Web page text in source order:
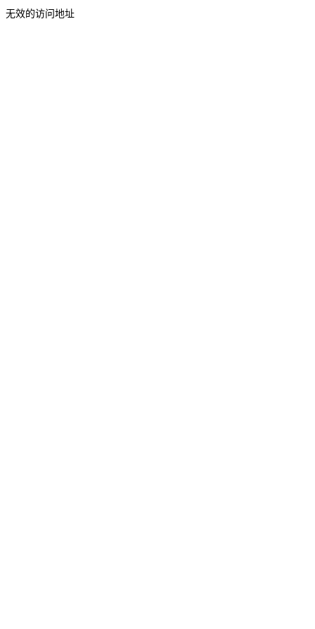
无效的访问地址